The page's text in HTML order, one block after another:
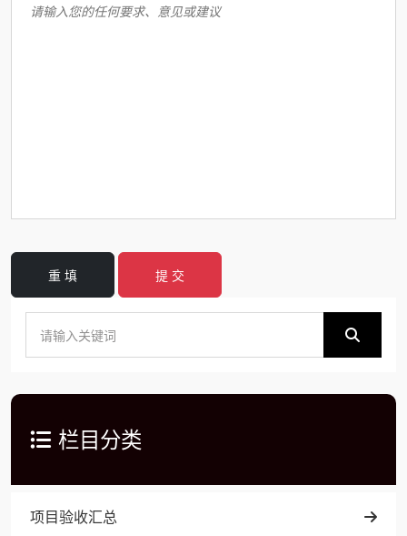
重 填 提 交
栏目分类
项目验收汇总